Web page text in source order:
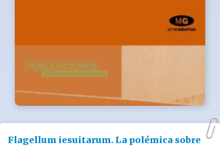
Flagellum iesuitarum. La polémica sobre